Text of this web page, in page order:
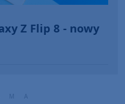
Z Flip 8 - nowy